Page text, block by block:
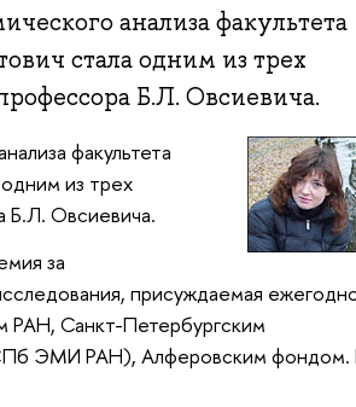
анализа факультета
стала одним из трех
Б.Л. Овсиевича.
факультета
из трех
Б.Л. Овсиевича.
за
присуждаемая
РАН, Санкт-Петербургским
ЭМИ РАН), Алферовским фондом.